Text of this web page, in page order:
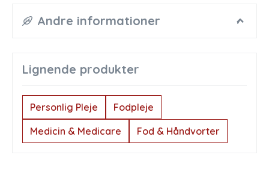
Andre informationer
Lignende produkter
Personlig Pleje
Fodpleje
Medicin & Medicare
Fod & Håndvorter